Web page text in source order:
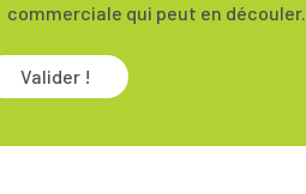
commerciale qui peut en découler.
Valider !